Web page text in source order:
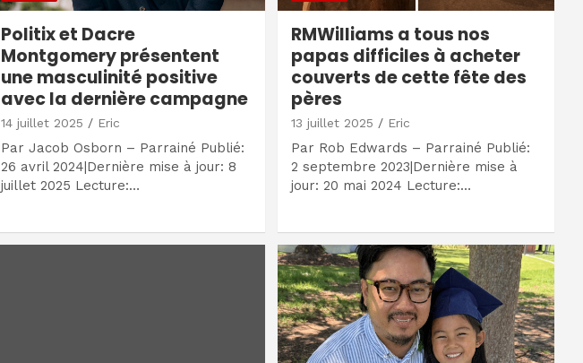
Politix et Dacre
Montgomery présentent
une masculinité positive
avec la dernière campagne
14 juillet 2025 Eric
Par Jacob Osborn – Parrainé Publié:
26 avril 2024|Dernière mise à jour: 8
juillet 2025 Lecture:…
RMWilliams a tous nos
papas difficiles à acheter
couverts de cette fête des
pères
13 juillet 2025 Eric
Par Rob Edwards – Parrainé Publié:
2 septembre 2023|Dernière mise à
jour: 20 mai 2024 Lecture:…